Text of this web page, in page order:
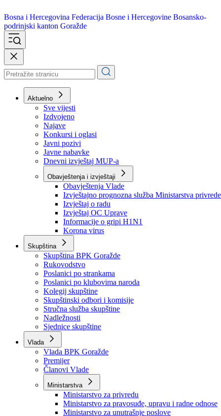
Bosna i Hercegovina
podrinjski kanton Goražde
Aktuelno
Sve vijesti
Izdvojeno
Najave
Konkursi i oglasi
Javni pozivi
Javne nabavke
Dnevni izvještaj MUP-a
Obavještenja i izvještaji
Obavještenja Vlade
Izvještajno prognozna služba Ministarstva privrede
Izvještaj o radu
Izvještaj OC Uprave
Informacije o gripi H1N1
Korona virus
Skupština
Skupština BPK Goražde
Rukovodstvo
Poslanici po strankama
Poslanici po klubovima naroda
Kolegij skupštine
Skupštinski odbori i komisije
Stručna služba skupštine
Nadležnosti
Sjednice skupštine
Vlada
Vlada BPK Goražde
Premijer
Članovi Vlade
Ministarstva